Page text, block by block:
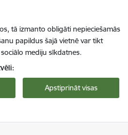
tā izmanto obligāti nepieciešamās
papildus šajā vietnē var tikt
mediju sīkdatnes.
Apstiprināt visas